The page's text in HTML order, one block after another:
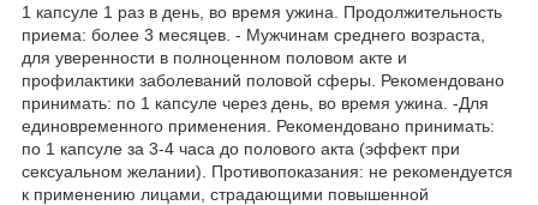
1 капсуле 1 раз в день, во время ужина. Продолжительность
приема: более 3 месяцев. - Мужчинам среднего возраста,
для уверенности в полноценном половом акте и
профилактики заболеваний половой сферы. Рекомендовано
принимать: по 1 капсуле через день, во время ужина. -Для
единовременного применения. Рекомендовано принимать:
по 1 капсуле за 3-4 часа до полового акта (эффект при
сексуальном желании). Противопоказания: не рекомендуется
к применению лицами, страдающими повышенной